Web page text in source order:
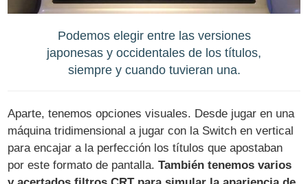
Podemos elegir entre las versiones
japonesas y occidentales de los títulos,
siempre y cuando tuvieran una.
Aparte, tenemos opciones visuales. Desde jugar en una
máquina tridimensional a jugar con la Switch en vertical
para encajar a la perfección los títulos que apostaban
por este formato de pantalla.También tenemos varios